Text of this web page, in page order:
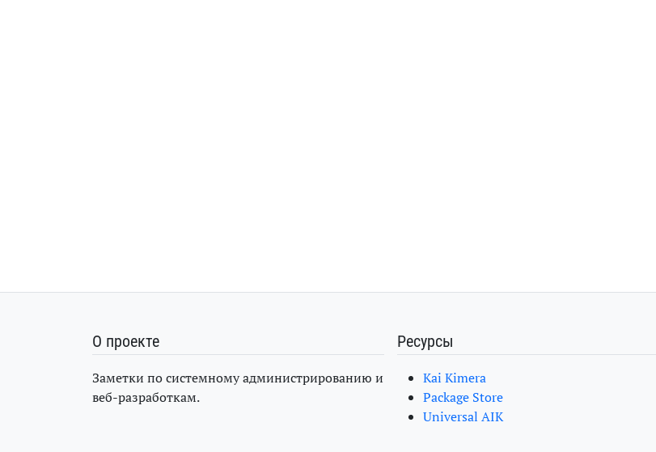
О проекте
Заметки по системному администрированию и
веб-разработкам.
Ресурсы
Kai Kimera
Package Store
Universal AIK